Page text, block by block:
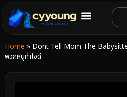
Home » Dont Tell Mom The
พวกหนูทำไงดี